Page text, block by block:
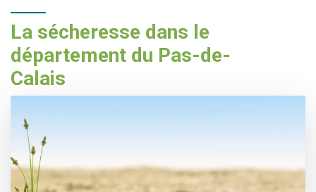
La sécheresse dans le
département du Pas-de-
Calais